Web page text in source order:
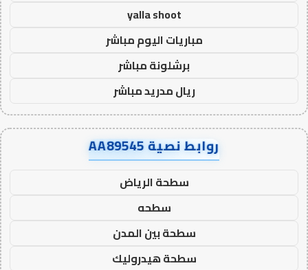
yalla shoot
مباريات اليوم مباشر
برشلونة مباشر
ريال مدريد مباشر
روابط نصية AA89545
سطحة الرياض
سطحه
سطحة بين المدن
سطحة هيدروليك